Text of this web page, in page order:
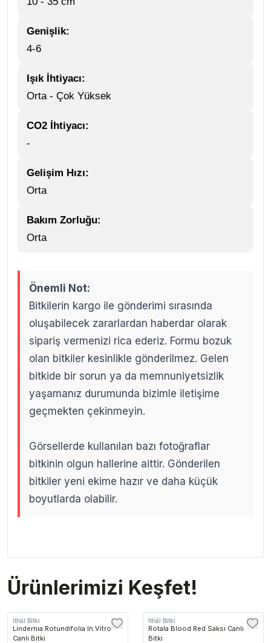
Genişlik:
4-6
Işık İhtiyacı:
Orta - Çok Yüksek
CO2 İhtiyacı:
-
Gelişim Hızı:
Orta
Bakım Zorluğu:
Orta
Önemli Not:
Bitkilerin kargo ile gönderimi sırasında
oluşabilecek zararlardan haberdar olarak
sipariş vermenizi rica ederiz. Formu bozuk
olan bitkiler kesinlikle gönderilmez. Gelen
bitkide bir sorun ya da memnuniyetsizlik
yaşamanız durumunda bizimle iletişime
geçmekten çekinmeyin.
Görsellerde kullanılan bazı fotoğraflar
bitkinin olgun hallerine aittir. Gönderilen
bitkiler yeni ekime hazır ve daha küçük
boyutlarda olabilir.
Ürünlerimizi Keşfet!
İthâl Bitki
Lindernia Rotundifolia In Vitro
Canlı Bitki
İthâl Bitki
Rotala Blood Red Saksı Canlı
Bitki